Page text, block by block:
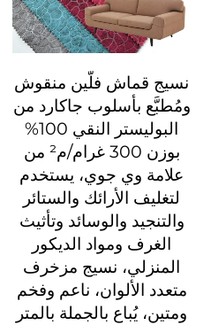
نسيج قماش فلّين منقوش
ومُطبَّع بأسلوب جاكارد من
البوليستر النقي 100%
بوزن 300 غرام/م² من
علامة وي جوي، يستخدم
لتغليف الأرائك والستائر
والتنجيد والوسائد وتأثيث
الغرف ومواد الديكور
المنزلي، نسيج مزخرف
متعدد الألوان، ناعم وفخم
ومتين، يُباع بالجملة بالمتر